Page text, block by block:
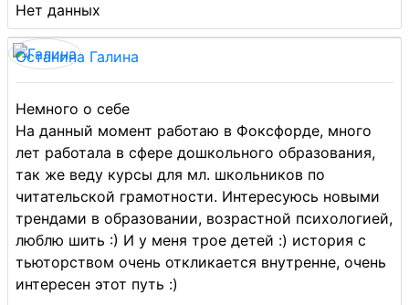
Нет данных
Останина Галина
Немного о себе
На данный момент работаю в Фоксфорде, много
лет работала в сфере дошкольного образования,
так же веду курсы для мл. школьников по
читательской грамотности. Интересуюсь новыми
трендами в образовании, возрастной психологией,
люблю шить :) И у меня трое детей :) история с
тьюторством очень откликается внутренне, очень
интересен этот путь :)